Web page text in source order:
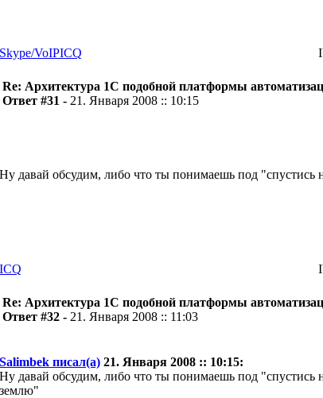
Skype/VoIPICQ
Re: Архитектура 1С подобной платформы
Ответ #31 - 21. Января 2008 :: 10:15
Ну давай обсудим, либо что ты понимаешь под "спустись
ICQ
Re: Архитектура 1С подобной платформы
Ответ #32 - 21. Января 2008 :: 11:03
Salimbek писал(а) 21. Января 2008 :: 10:15:
Ну давай обсудим, либо что ты понимаешь под "спустись
землю"